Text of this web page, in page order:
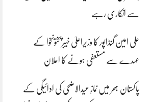
سے انکاری رہے
علی امین گنڈاپور کا وزیراعلیٰ خیبرپختونخوا کے
عہدے سے مستعفی ہونے کا اعلان
پاکستان بھر میں نمازِ عیدالاضحی کی ادائیگی کے